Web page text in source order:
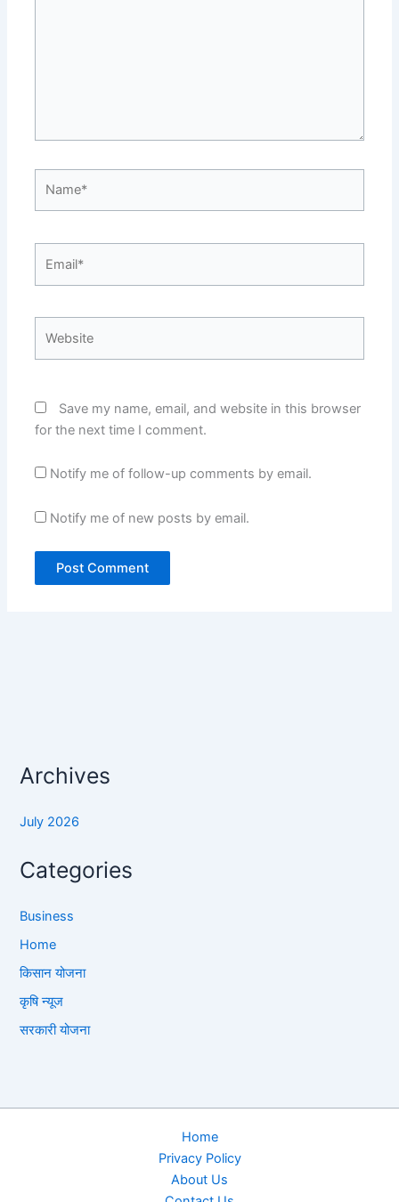
Save my name, email, and website in this browser
for the next time I comment.
Notify me of follow-up comments by email.
Notify me of new posts by email.
Archives
July 2026
Categories
Business
Home
किसान योजना
कृषि न्यूज
सरकारी योजना
Home
Privacy Policy
About Us